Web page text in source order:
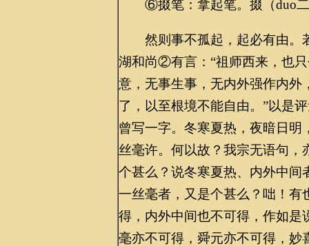
⑥掇笔：拿起笔。掇（duo二
然则事不孤起，起必有由。
湖和尚②有言：“祖师西来，也
意，无事生事，无内外强作内
了，以至根境不能自由。”以是
曾写一字。冬寒夏热，夜暗日
丝毫许。何以故？我宗无语句
个甚么？说冬寒夏热、内外中间
一丝毫者，又是个甚么？咄！有
得，内外中间也不可得，作如是
毫亦不可得，舜元亦不可得，妙